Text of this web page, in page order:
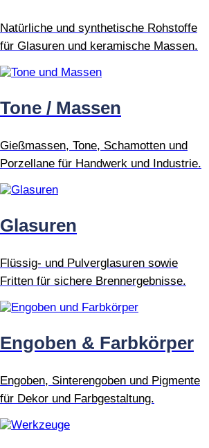
Natürliche und synthetische Rohstoffe
für Glasuren und keramische Massen.
Tone / Massen
Gießmassen, Tone, Schamotten und
Porzellane für Handwerk und Industrie.
Glasuren
Flüssig- und Pulverglasuren sowie
Fritten für sichere Brennergebnisse.
Engoben & Farbkörper
Engoben, Sinterengoben und Pigmente
für Dekor und Farbgestaltung.